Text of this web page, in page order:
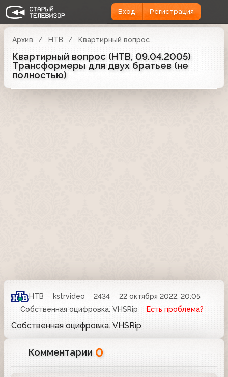
Вход Регистрация
Архив НТВ Квартирный вопрос
Квартирный вопрос (НТВ, 09.04.2005)
Трансформеры для двух братьев (не
полностью)
НТВ kstrvideo 2434
22 октября 2022, 20:05
Собственная оцифровка. VHSRip
Есть проблема?
Собственная оцифровка. VHSRip
Комментарии 0